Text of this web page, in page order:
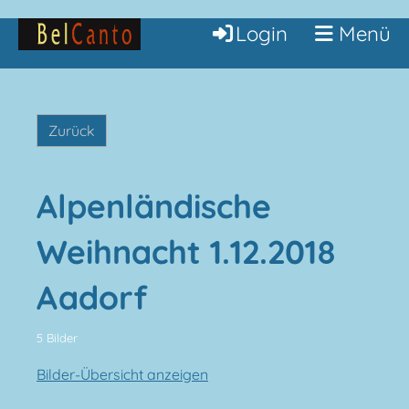
Login Menü
Zurück
Alpenländische
Weihnacht 1.12.2018
Aadorf
5 Bilder
Bilder-Übersicht anzeigen